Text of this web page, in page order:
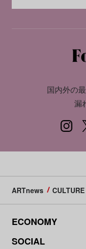
国内外の
漏
ARTnews CULTURE
ECONOMY
SOCIAL